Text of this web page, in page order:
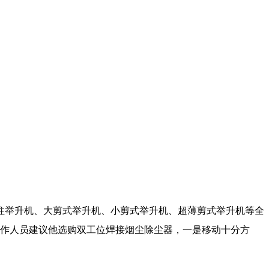
升机、大剪式举升机、小剪式举升机、超薄剪式举升机等全
人员建议他选购双工位焊接烟尘除尘器，一是移动十分方